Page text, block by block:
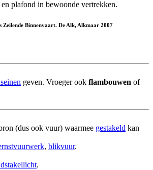
plafond in bewoonde vertrekken.
Zeilende Binnenvaart. De Alk, Alkmaar 2007
geven. Vroeger ook flambouwen of
(dus ook vuur) waarmee gestakeld kan
, blikvuur.
.